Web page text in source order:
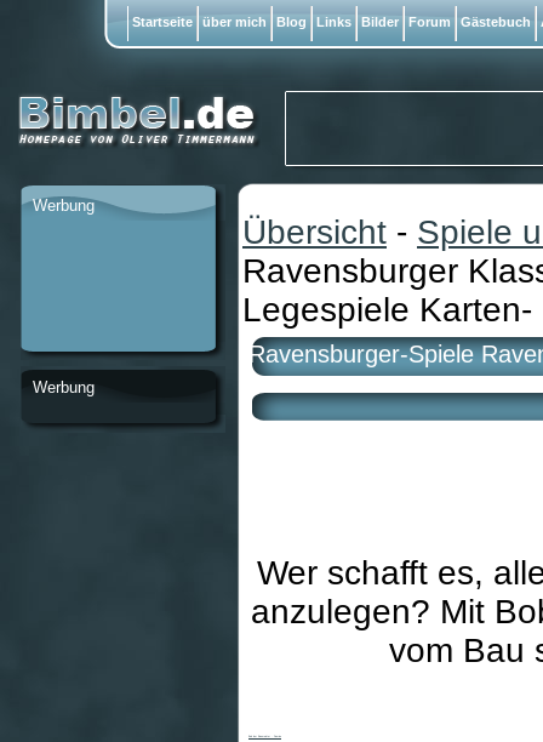
Übersicht - Spiele
Ravensburger
Legespiele Karten-
Ravensburger-Spiele
Wer schafft es,
anzulegen? Mit
vom Bau
Werbung
Werbung
Startseite über mich Blog Links Bilder Forum Gästebuch